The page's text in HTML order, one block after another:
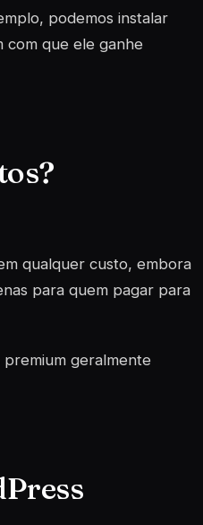
podemos instalar
com que ele ganhe
qualquer custo, embora
para quem pagar para
premium geralmente